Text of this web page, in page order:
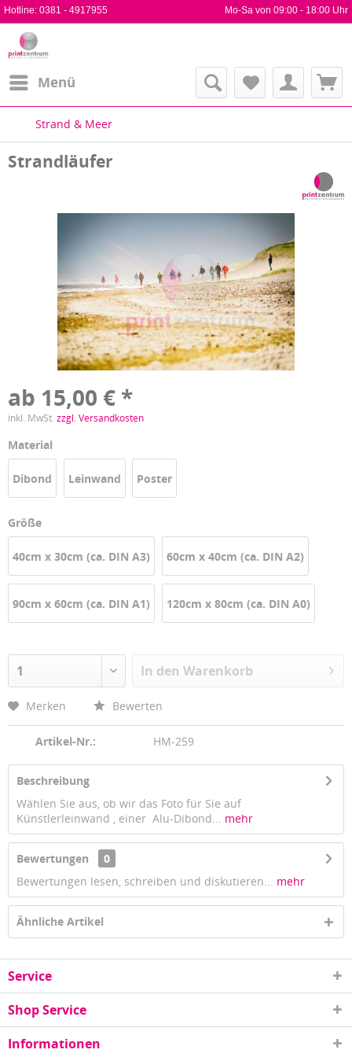
Hotline: 0381 - 4917955 Mo-Sa von 09:00 - 18:00 Uhr
Menü
Strand & Meer
Strandläufer
ab 15,00 € *
inkl. MwSt. zzgl. Versandkosten
Material
Dibond Leinwand Poster
Größe
40cm x 30cm (ca. DIN A3) 60cm x 40cm (ca. DIN A2)
90cm x 60cm (ca. DIN A1) 120cm x 80cm (ca. DIN A0)
In den Warenkorb
Merken Bewerten
Artikel-Nr.: HM-259
Beschreibung
Wählen Sie aus, ob wir das Foto für Sie auf
Künstlerleinwand , einer Alu-Dibond... mehr
Bewertungen
0
Bewertungen lesen, schreiben und diskutieren... mehr
Ähnliche Artikel
Service
Shop Service
Informationen